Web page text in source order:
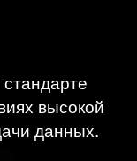
высокой
данных.